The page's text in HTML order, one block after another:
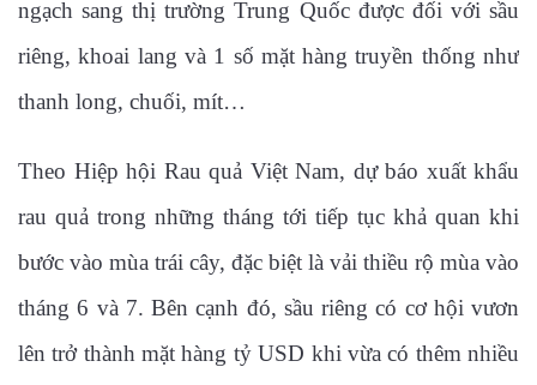
ngạch sang thị trường Trung Quốc được đối với sầu
riêng, khoai lang và 1 số mặt hàng truyền thống như
thanh long, chuối, mít…
Theo Hiệp hội Rau quả Việt Nam, dự báo xuất khẩu
rau quả trong những tháng tới tiếp tục khả quan khi
bước vào mùa trái cây, đặc biệt là vải thiều rộ mùa vào
tháng 6 và 7. Bên cạnh đó, sầu riêng có cơ hội vươn
lên trở thành mặt hàng tỷ USD khi vừa có thêm nhiều